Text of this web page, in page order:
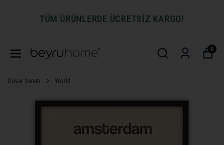
TÜM ÜRÜNLERDE ÜCRETSİZ KARGO!
0
Duvar Sanatı World